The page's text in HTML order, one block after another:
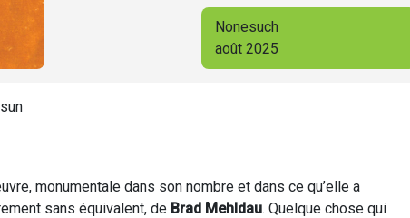
Nonesuch
août 2025
monumentale dans son nombre et dans ce qu’elle a
sans équivalent, de Brad Mehldau. Quelque chose qui